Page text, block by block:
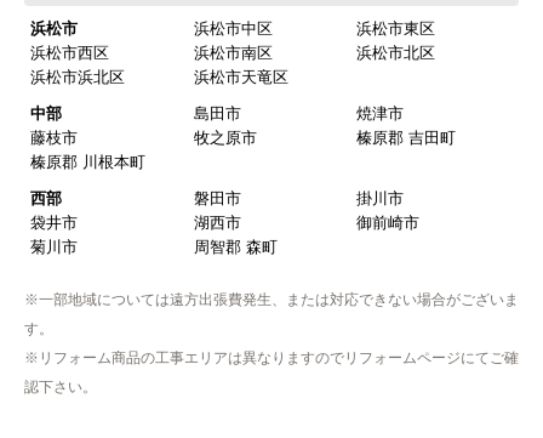
【注文商品】浄水器・整水器 【注文時
期】2025年07月頃（モバイルから）
【このショップを選んだ理由は？】
近隣で安く、評判が良かったため
【注文からどのくらいで届きましたか？】
取付工事の数日前に調整して届けてくれた
作業をされた方はスムーズで親切でした
浜松市 浜松市中区
浜松市東区
浜松市西区
浜松市南区
浜松市北区
浜松市浜北区
浜松市天竜区
中部
島田市
焼津市
藤枝市
牧之原市
榛原郡 吉田町
榛原郡 川根本町
西部
磐田市
掛川市
袋井市
湖西市
御前崎市
菊川市
周智郡 森町
※一部地域については遠方出張費発生、または対応できない場合がございま
す。
※リフォーム商品の工事エリアは異なりますのでリフォームページにてご確
認下さい。